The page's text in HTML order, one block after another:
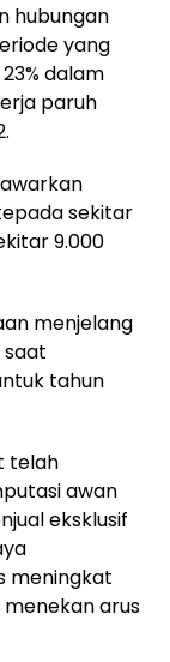
hubungan
yang
dalam
paruh
sekitar
9.000
menjelang
saat
tahun
telah
awan
eksklusif
meningkat
arus